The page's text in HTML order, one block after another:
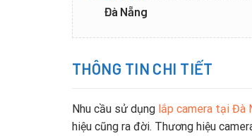
Đà Nẵng
THÔNG TIN CHI TIẾT
Nhu cầu sử dụng lắp camera tại Đà
hiệu cũng ra đời. Thương hiệu